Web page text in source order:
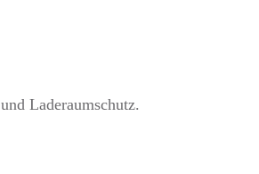
Laderaumschutz.